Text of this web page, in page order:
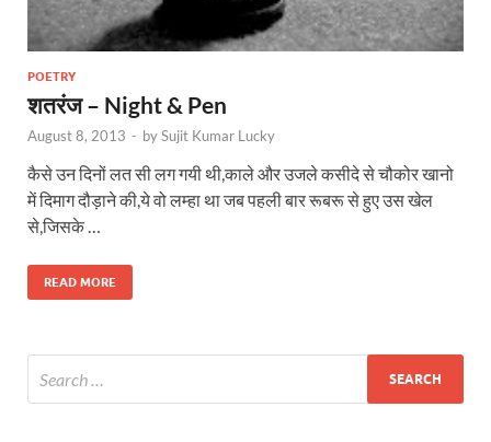
POETRY
शतरंज – Night & Pen
August 8, 2013 - bySujit Kumar Lucky
कैसे उन दिनों लत सी लग गयी थी,काले और उजले कसीदे से चौकोर खानो
में दिमाग दौड़ाने की,ये वो लम्हा था जब पहली बार रूबरू से हुए उस खेल
से,जिसके …
READ MORE